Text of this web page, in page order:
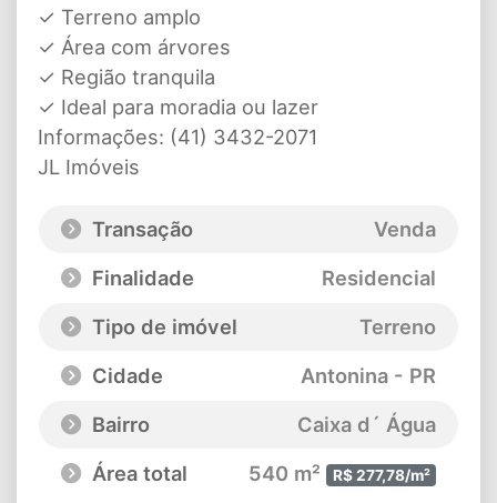
✓ Terreno amplo
✓ Área com árvores
✓ Região tranquila
✓ Ideal para moradia ou lazer
Informações: (41) 3432-2071
JL Imóveis
Transação
Venda
Finalidade
Residencial
Tipo de imóvel
Terreno
Cidade
Antonina - PR
Bairro
Caixa d´ Água
Área total
540 m² R$ 277,78/m²